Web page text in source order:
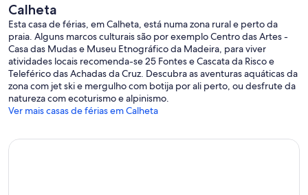
Calheta
Esta casa de férias, em Calheta, está numa zona rural e perto da
praia. Alguns marcos culturais são por exemplo Centro das Artes -
Casa das Mudas e Museu Etnográfico da Madeira, para viver
atividades locais recomenda-se 25 Fontes e Cascata da Risco e
Teleférico das Achadas da Cruz. Descubra as aventuras aquáticas da
zona com jet ski e mergulho com botija por ali perto, ou desfrute da
natureza com ecoturismo e alpinismo.
Ver mais casas de férias em Calheta